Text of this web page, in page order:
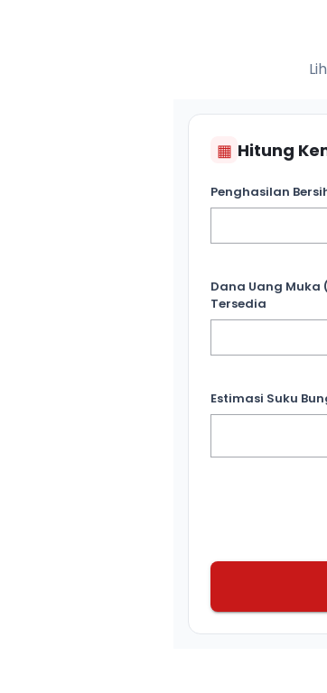
▦ Hitung
Penghasilan
Dana Uang Muka
Tersedia
Estimasi Suku